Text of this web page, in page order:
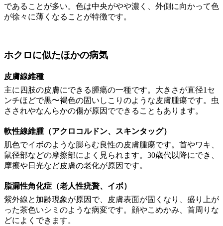
であることが多い。色は中央がやや濃く、外側に向かって色
が徐々に薄くなることが特徴です。
ホクロに似たほかの病気
皮膚線維種
主に四肢の皮膚にできる腫瘍の一種です。大きさが直径1セ
ンチほどで黒〜褐色の固いしこりのような皮膚腫瘍です。虫
さされやなんらかの傷が原因でできることもあります。
軟性線維腫（アクロコルドン、スキンタッグ）
肌色でイボのような膨らむ良性の皮膚腫瘍です。首やワキ、
鼠径部などの摩擦部によく見られます。30歳代以降にでき、
摩擦や日光など皮膚の老化が原因です。
脂漏性角化症（老人性疣贅、イボ）
紫外線と加齢現象が原因で、皮膚表面が固くなり、盛り上が
った茶色いシミのような病変です。顔やこめかみ、首周りな
どによくできます。